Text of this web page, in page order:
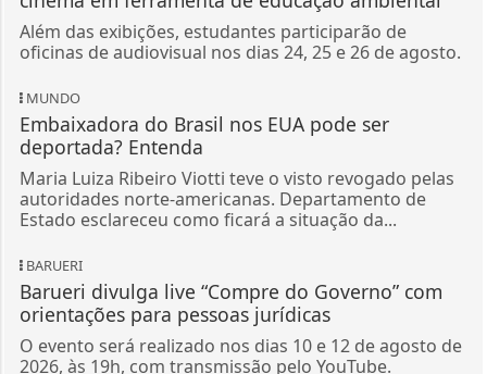
Além das exibições, estudantes participarão de
oficinas de audiovisual nos dias 24, 25 e 26 de agosto.
MUNDO
Embaixadora do Brasil nos EUA pode ser
deportada? Entenda
Maria Luiza Ribeiro Viotti teve o visto revogado pelas
autoridades norte-americanas. Departamento de
Estado esclareceu como ficará a situação da...
BARUERI
Barueri divulga live “Compre do Governo” com
orientações para pessoas jurídicas
O evento será realizado nos dias 10 e 12 de agosto de
2026, às 19h, com transmissão pelo YouTube.